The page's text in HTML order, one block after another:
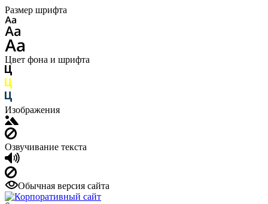
Размер шрифта
Цвет фона и шрифта
Изображения
Озвучивание текста
Обычная версия сайта